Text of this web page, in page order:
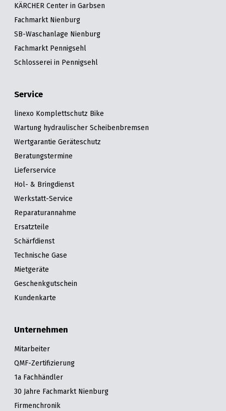
KÄRCHER Center in Garbsen
Fachmarkt Nienburg
SB-Waschanlage Nienburg
Fachmarkt Pennigsehl
Schlosserei in Pennigsehl
Service
linexo Komplettschutz Bike
Wartung hydraulischer Scheibenbremsen
Wertgarantie Geräteschutz
Beratungstermine
Lieferservice
Hol- & Bringdienst
Werkstatt-Service
Reparaturannahme
Ersatzteile
Schärfdienst
Technische Gase
Mietgeräte
Geschenkgutschein
Kundenkarte
Unternehmen
Mitarbeiter
QMF-Zertifizierung
1a Fachhändler
30 Jahre Fachmarkt Nienburg
Firmenchronik